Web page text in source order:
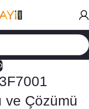
ve Çözümü